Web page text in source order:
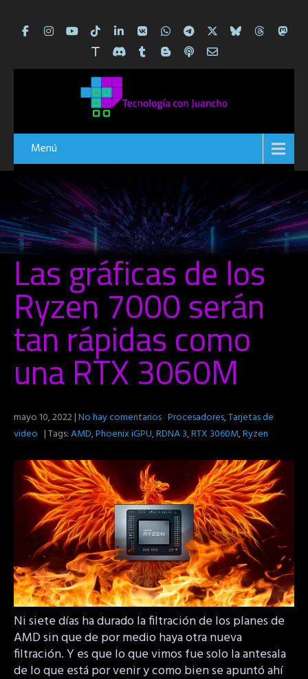
Menú
Las gráficas de los
Ryzen 7000 serán
tan rápidas como
una RTX 3060M
mayo 10, 2022|No hay comentarios Procesadores,Tarjetas de
video | Tags:AMD,Phoenix iGPU,RDNA 3,RTX 3060M,Ryzen
Ni siete días ha durado la filtración de los planes de
AMD sin que de por medio haya otra nueva
filtración. Y es que lo que vimos fue solo la antesala
de lo que está por venir y como bien se apuntó ahí